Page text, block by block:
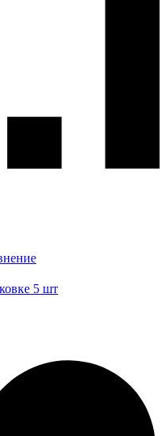
5 шт